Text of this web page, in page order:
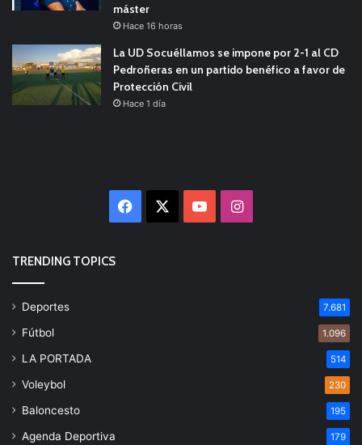
máster
Hace 16 horas
La UD Socuéllamos se impone por 2-1 al CD
Pedroñeras en un partido benéfico a favor de
Protección Civil
Hace 1 día
Facebook YouTubeInstagram
TRENDING TOPICS
Deportes 7.681
Fútbol 1.096
LA PORTADA 514
Voleybol 230
Baloncesto 195
Agenda Deportiva 179